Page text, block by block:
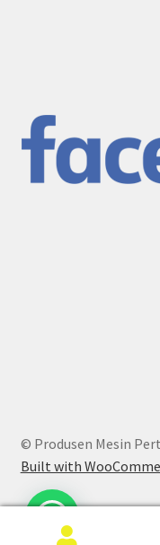
© Produsen Mesin
Built with